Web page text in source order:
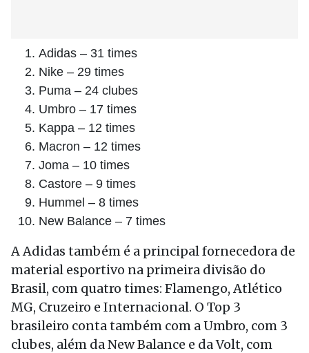
Adidas – 31 times
Nike – 29 times
Puma – 24 clubes
Umbro – 17 times
Kappa – 12 times
Macron – 12 times
Joma – 10 times
Castore – 9 times
Hummel – 8 times
New Balance – 7 times
A Adidas também é a principal fornecedora de
material esportivo na primeira divisão do
Brasil, com quatro times: Flamengo, Atlético
MG, Cruzeiro e Internacional. O Top 3
brasileiro conta também com a Umbro, com 3
clubes, além da New Balance e da Volt, com